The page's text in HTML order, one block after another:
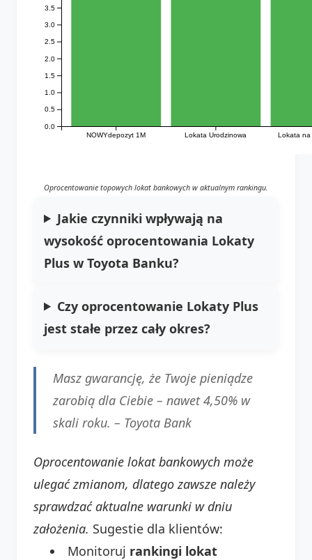
NOWYdepozyt 1M Lokata Urodzinowa Lokata na
0.0
0.5
1.0
1.5
2.0
2.5
3.0
3.5
Oprocentowanie topowych lokat bankowych w aktualnym rankingu.
Jakie czynniki wpływają na
wysokość oprocentowania Lokaty
Plus w Toyota Banku?
Czy oprocentowanie Lokaty Plus
jest stałe przez cały okres?
Masz gwarancję, że Twoje pieniądze
zarobią dla Ciebie – nawet 4,50% w
skali roku. – Toyota Bank
Oprocentowanie lokat bankowych może
ulegać zmianom, dlatego zawsze należy
sprawdzać aktualne warunki w dniu
założenia. Sugestie dla klientów:
Monitoruj rankingi lokat